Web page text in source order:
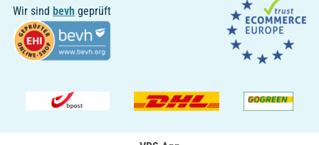
Wir sind bevh geprüft